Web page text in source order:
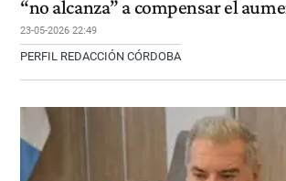
“no alcanza” a compensar el
23-05-2026 22:49
PERFIL REDACCIÓN CÓRDOBA